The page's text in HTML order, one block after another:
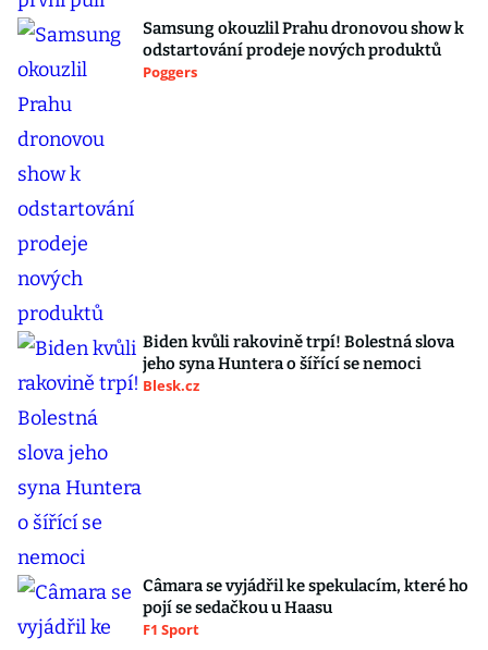
Samsung okouzlil Prahu dronovou show k
odstartování prodeje nových produktů
Poggers
Biden kvůli rakovině trpí! Bolestná slova
jeho syna Huntera o šířící se nemoci
Blesk.cz
Câmara se vyjádřil ke spekulacím, které ho
pojí se sedačkou u Haasu
F1 Sport